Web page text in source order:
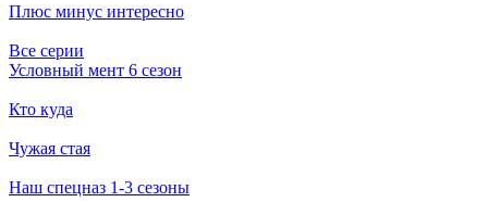
Плюс минус интересно
Все серии
Условный мент 6 сезон
Кто куда
Чужая стая
Наш спецназ 1-3 сезоны